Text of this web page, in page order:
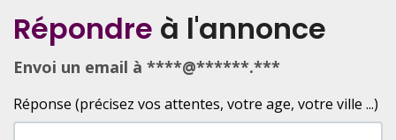
Répondre à l'annonce
Envoi un email à ****@******.***
Réponse (précisez vos attentes, votre age, votre ville ...)